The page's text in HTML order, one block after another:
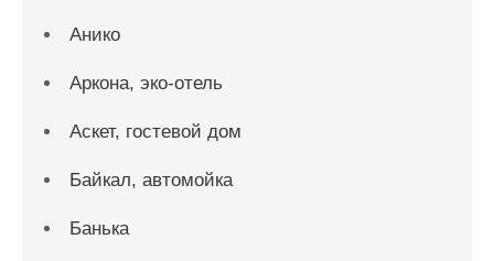
Анико
Аркона, эко-отель
Аскет, гостевой дом
Байкал, автомойка
Банька